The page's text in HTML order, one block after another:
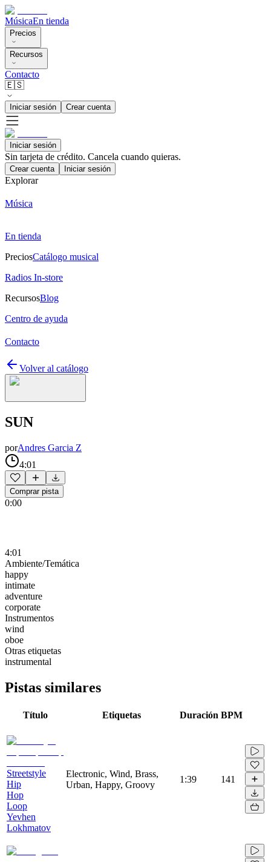
MúsicaEn tienda
Precios
Recursos
Contacto
🇪🇸
Iniciar sesión Crear cuenta
Iniciar sesión
Sin tarjeta de crédito. Cancela cuando quieras.
Crear cuenta Iniciar sesión
Explorar
Música
En tienda
PreciosCatálogo musical
Radios In-store
RecursosBlog
Centro de ayuda
Contacto
Volver al catálogo
SUN
porAndres Garcia Z
4:01
Comprar pista
0:00
4:01
Ambiente/Temática
happy
intimate
adventure
corporate
Instrumentos
wind
oboe
Otras etiquetas
instrumental
Pistas similares
Título Etiquetas Duración BPM
Streetstyle
Hip
Hop
Loop
Yevhen
Lokhmatov
Electronic, Wind, Brass,
Urban, Happy, Groovy
1:39 141